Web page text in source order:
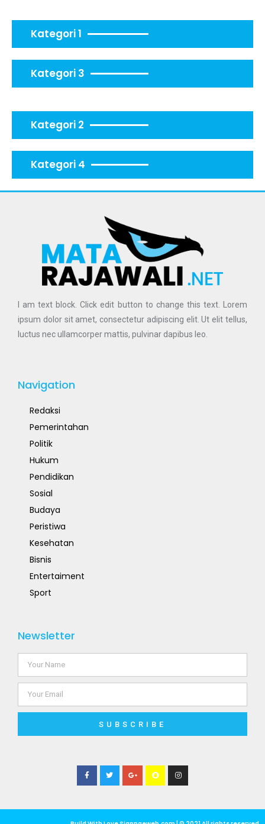
Kategori 1
Kategori 3
Kategori 2
Kategori 4
I am text block. Click edit button to change this text. Lorem
ipsum dolor sit amet, consectetur adipiscing elit. Ut elit tellus,
luctus nec ullamcorper mattis, pulvinar dapibus leo.
Navigation
Redaksi
Pemerintahan
Politik
Hukum
Pendidikan
Sosial
Budaya
Peristiwa
Kesehatan
Bisnis
Entertaiment
Sport
Newsletter
SUBSCRIBE